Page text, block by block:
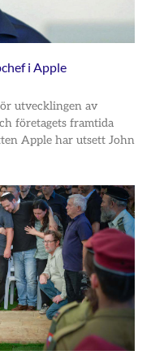
i Apple
utvecklingen av
företagets framtida
Apple har utsett John